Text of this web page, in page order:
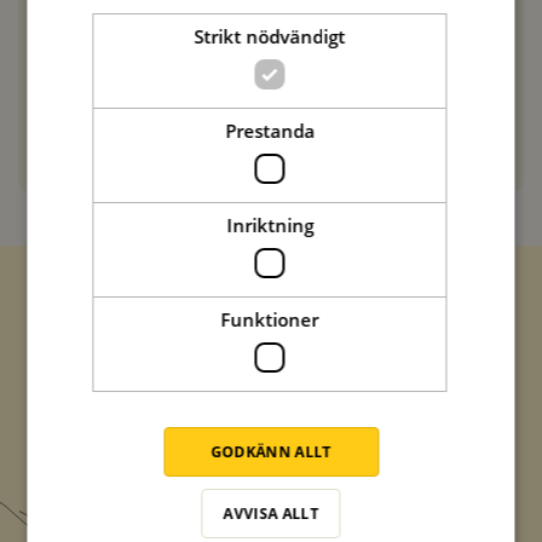
diskussionspunkt vid vårt nästa receptmöte.
Hälsningar från vännerna på Zeta
Zetas populära nyhetsbrev
Missa inte att vi har flera olika nyhetsbrev som
italienska smaker.
Strikt nödvändigt
Prestanda
Inriktning
Funktioner
GODKÄNN ALLT
AVVISA ALLT